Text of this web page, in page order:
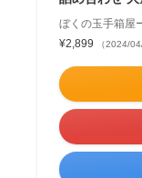
ぼくの玉手箱屋
¥2,899
（2024/